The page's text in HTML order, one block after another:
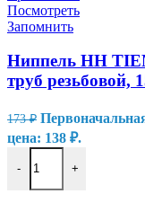
Посмотреть
Запомнить
Ниппель HH
труб резьбовой,
173₽
цена: 138 ₽.
- +